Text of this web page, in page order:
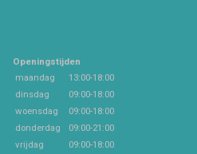
Openingstijden
maandag
13:00-18:00
dinsdag
09:00-18:00
woensdag
09:00-18:00
donderdag
09:00-21:00
vrijdag
09:00-18:00